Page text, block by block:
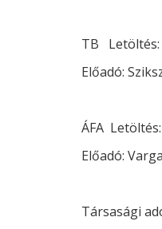
TB Letöltés:
Előadó:
ÁFA Letöltés:
Előadó:
Társasági